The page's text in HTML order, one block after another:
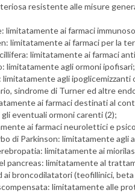
resistente alle misure
limitatamente ai farmaci
limitatamente ai farmaci per la
limitatamente ai farmaci
limitatamente agli ormoni ipofisari;
agli ipoglicemizzanti
sindrome di Turner ed altre
ai farmaci destinati al
eventuali ormoni carenti (2);
ai farmaci neurolettici e
di Parkinson: limitatamente agli
limitatamente ai
pancreas: limitatamente al
ai broncodilatatori (teofillinici,
limitatamente alle